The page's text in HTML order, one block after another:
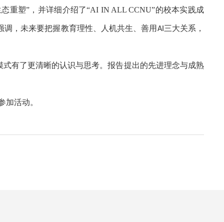
重塑”，并详细介绍了“AI IN ALL CCNU”的校本实践成
，未来要把握教育理性、人机共生、善用 AI 三大关系，
有了更清晰的认识与思考。报告提出的先进理念与成熟
加活动。